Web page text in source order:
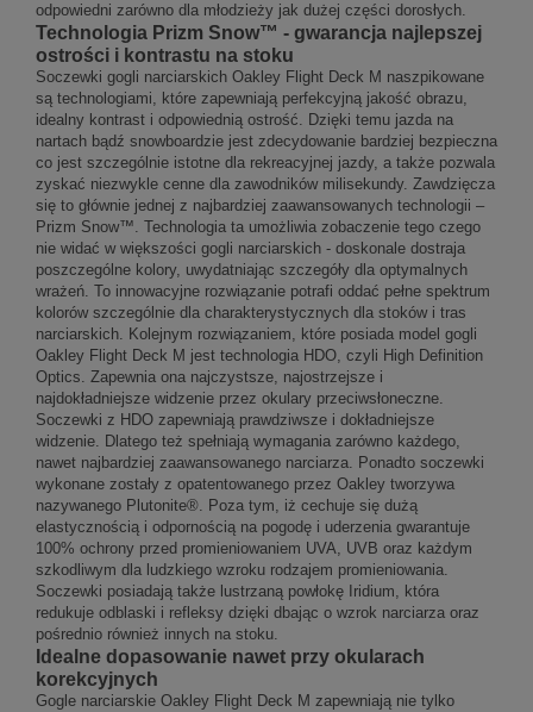
odpowiedni zarówno dla młodzieży jak dużej części dorosłych.
Technologia Prizm Snow™ - gwarancja najlepszej
ostrości i kontrastu na stoku
Soczewki gogli narciarskich Oakley Flight Deck M naszpikowane
są technologiami, które zapewniają perfekcyjną jakość obrazu,
idealny kontrast i odpowiednią ostrość. Dzięki temu jazda na
nartach bądź snowboardzie jest zdecydowanie bardziej bezpieczna
co jest szczególnie istotne dla rekreacyjnej jazdy, a także pozwala
zyskać niezwykle cenne dla zawodników milisekundy. Zawdzięcza
się to głównie jednej z najbardziej zaawansowanych technologii –
Prizm Snow™. Technologia ta umożliwia zobaczenie tego czego
nie widać w większości gogli narciarskich - doskonale dostraja
poszczególne kolory, uwydatniając szczegóły dla optymalnych
wrażeń. To innowacyjne rozwiązanie potrafi oddać pełne spektrum
kolorów szczególnie dla charakterystycznych dla stoków i tras
narciarskich. Kolejnym rozwiązaniem, które posiada model gogli
Oakley Flight Deck M jest technologia HDO, czyli High Definition
Optics. Zapewnia ona najczystsze, najostrzejsze i
najdokładniejsze widzenie przez okulary przeciwsłoneczne.
Soczewki z HDO zapewniają prawdziwsze i dokładniejsze
widzenie. Dlatego też spełniają wymagania zarówno każdego,
nawet najbardziej zaawansowanego narciarza. Ponadto soczewki
wykonane zostały z opatentowanego przez Oakley tworzywa
nazywanego Plutonite®. Poza tym, iż cechuje się dużą
elastycznością i odpornością na pogodę i uderzenia gwarantuje
100% ochrony przed promieniowaniem UVA, UVB oraz każdym
szkodliwym dla ludzkiego wzroku rodzajem promieniowania.
Soczewki posiadają także lustrzaną powłokę Iridium, która
redukuje odblaski i refleksy dzięki dbając o wzrok narciarza oraz
pośrednio również innych na stoku.
Idealne dopasowanie nawet przy okularach
korekcyjnych
Gogle narciarskie Oakley Flight Deck M zapewniają nie tylko